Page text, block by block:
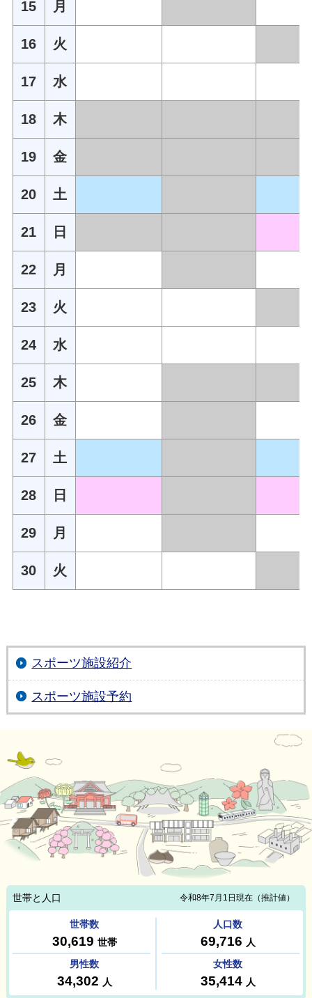
15 月
16 火
17 水
18 木
19 金
20 土
21 日
22 月
23 火
24 水
25 木
26 金
27 土
28 日
29 月
30 火
スポーツ施設紹介
スポーツ施設予約